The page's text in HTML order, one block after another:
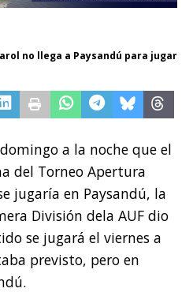
no llega a Paysandú para jugar
a la noche que el
del Torneo Apertura
jugaría en Paysandú, la
División dela AUF dio
se jugará el viernes a
previsto, pero en